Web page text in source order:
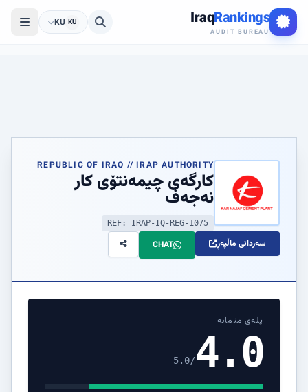
IraqRankings
AUDIT BUREAU
KU
KU
REPUBLIC OF IRAQ // IRAP AUTHORITY
کارگەی چیمەنتۆی کار
نەجەف
REF: IRAP-IQ-REG-1075
سەردانی ماڵپەڕ CHAT
پلەی متمانە
4.0
/5.0